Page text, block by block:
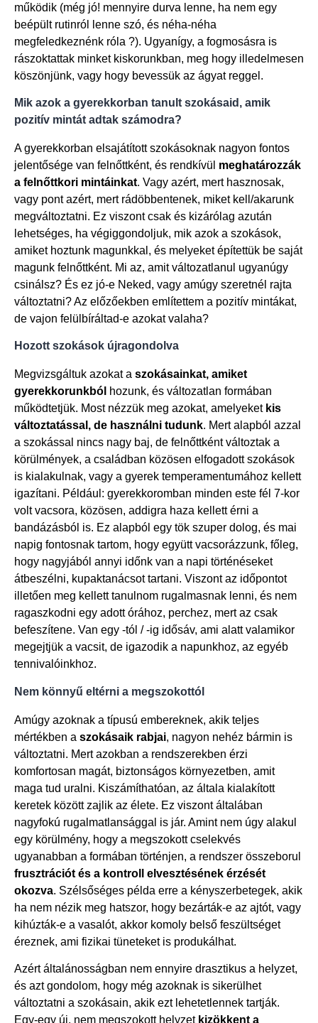
működik (még jó! mennyire durva lenne, ha nem egy
beépült rutinról lenne szó, és néha-néha
megfeledkeznénk róla ?). Ugyanígy, a fogmosásra is
rászoktattak minket kiskorunkban, meg hogy illedelmesen
köszönjünk, vagy hogy bevessük az ágyat reggel.
Mik azok a gyerekkorban tanult szokásaid, amik
pozitív mintát adtak számodra?
A gyerekkorban elsajátított szokásoknak nagyon fontos
jelentősége van felnőttként, és rendkívül meghatározzák
a felnőttkori mintáinkat. Vagy azért, mert hasznosak,
vagy pont azért, mert rádöbbentenek, miket kell/akarunk
megváltoztatni. Ez viszont csak és kizárólag azután
lehetséges, ha végiggondoljuk, mik azok a szokások,
amiket hoztunk magunkkal, és melyeket építettük be saját
magunk felnőttként. Mi az, amit változatlanul ugyanúgy
csinálsz? És ez jó-e Neked, vagy amúgy szeretnél rajta
változtatni? Az előzőekben említettem a pozitív mintákat,
de vajon felülbíráltad-e azokat valaha?
Hozott szokások újragondolva
Megvizsgáltuk azokat a szokásainkat, amiket
gyerekkorunkból hozunk, és változatlan formában
működtetjük. Most nézzük meg azokat, amelyeket kis
változtatással, de használni tudunk. Mert alapból azzal
a szokással nincs nagy baj, de felnőttként változtak a
körülmények, a családban közösen elfogadott szokások
is kialakulnak, vagy a gyerek temperamentumához kellett
igazítani. Például: gyerekkoromban minden este fél 7-kor
volt vacsora, közösen, addigra haza kellett érni a
bandázásból is. Ez alapból egy tök szuper dolog, és mai
napig fontosnak tartom, hogy együtt vacsorázzunk, főleg,
hogy nagyjából annyi időnk van a napi történéseket
átbeszélni, kupaktanácsot tartani. Viszont az időpontot
illetően meg kellett tanulnom rugalmasnak lenni, és nem
ragaszkodni egy adott órához, perchez, mert az csak
befeszítene. Van egy -tól / -ig idősáv, ami alatt valamikor
megejtjük a vacsit, de igazodik a napunkhoz, az egyéb
tennivalóinkhoz.
Nem könnyű eltérni a megszokottól
Amúgy azoknak a típusú embereknek, akik teljes
mértékben a szokásaik rabjai, nagyon nehéz bármin is
változtatni. Mert azokban a rendszerekben érzi
komfortosan magát, biztonságos környezetben, amit
maga tud uralni. Kiszámíthatóan, az általa kialakított
keretek között zajlik az élete. Ez viszont általában
nagyfokú rugalmatlansággal is jár. Amint nem úgy alakul
egy körülmény, hogy a megszokott cselekvés
ugyanabban a formában történjen, a rendszer összeborul
frusztrációt és a kontroll elvesztésének érzését
okozva. Szélsőséges példa erre a kényszerbetegek, akik
ha nem nézik meg hatszor, hogy bezárták-e az ajtót, vagy
kihúzták-e a vasalót, akkor komoly belső feszültséget
éreznek, ami fizikai tüneteket is produkálhat.
Azért általánosságban nem ennyire drasztikus a helyzet,
és azt gondolom, hogy még azoknak is sikerülhet
változtatni a szokásain, akik ezt lehetetlennek tartják.
Egy-egy új, nem megszokott helyzet kizökkent a